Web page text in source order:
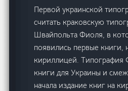
Первой украинской
считать краковскую
Швайпольта Фиоля, в
появились первые книги,
кириллицей. Типография
книги для Украины и
начала издание книг на